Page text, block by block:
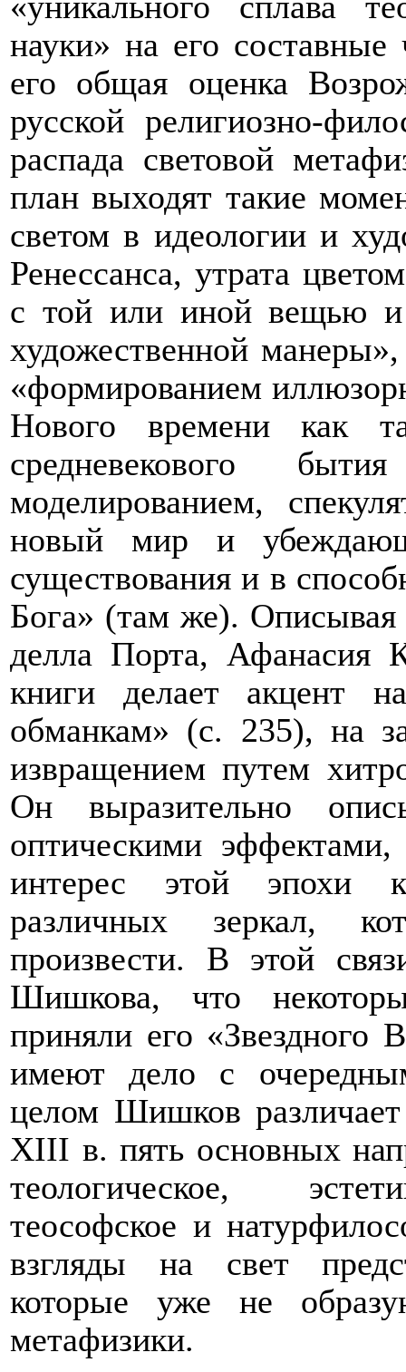
науки» на его
его общая оценка
русской религиозно-
распада световой
план выходят такие
светом в идеологии и
Ренессанса, утрата
с той или иной вещью и
художественной
«формированием
Нового времени как
средневекового
моделированием,
новый мир и
существования и в
Бога» (там же). Описывая
делла Порта, Афанасия
книги делает акцент
обманкам» (с. 235), на
извращением путем
Он выразительно
оптическими
интерес этой эпохи к
различных зеркал,
произвести. В этой
Шишкова, что
приняли его «Звездного
имеют дело с
целом Шишков
XIII в. пять основных
теологическое,
теософское и
взгляды на свет
которые уже не
метафизики.